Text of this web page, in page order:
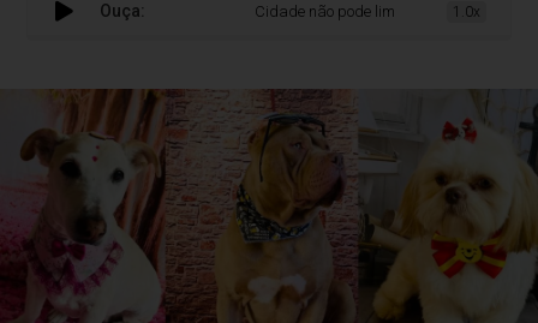
Ouça: Cidade não pode limitar número de animais
1.0x